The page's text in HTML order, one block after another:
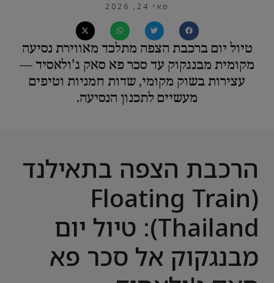
מאי 24, 2026
טיול יום ברכבת הצפה מתלכד מאווירת נסיעה
מקומית מבנגקוק עד סכר פא סאק ג'ולאסיד —
עצירות בשוק מקומי, שדות חמניות וטיפים
מעשיים לתכנון הנסיעה.
הרכבת הצפה בתאילנד
(Floating Train
Thailand): טיול יום
מבנגקוק אל סכר פא